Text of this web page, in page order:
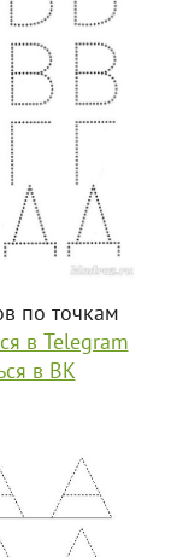
по точкам
в Telegram
в ВК